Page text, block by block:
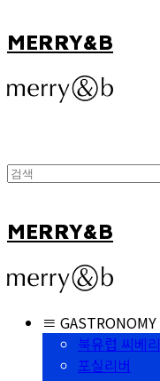
MERRY&B
MERRY&B
≡ GASTRONOMY
북유럽 씨베리
포실리버